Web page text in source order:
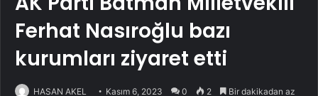
Ferhat Nasıroğlu bazı
kurumları ziyaret etti
HASAN AKEL Kasım 6, 2023 0 2 Bir dakikadan az